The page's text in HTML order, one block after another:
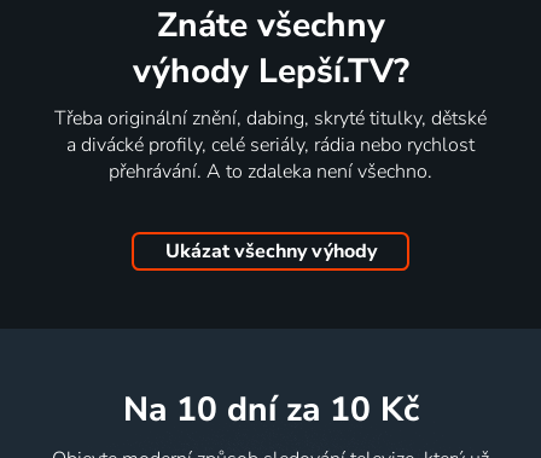
Znáte všechny
výhody Lepší.TV?
Třeba originální znění, dabing, skryté titulky, dětské
a divácké profily, celé seriály, rádia nebo rychlost
přehrávání. A to zdaleka není všechno.
Ukázat všechny výhody
na 10 dní za 10 Kč